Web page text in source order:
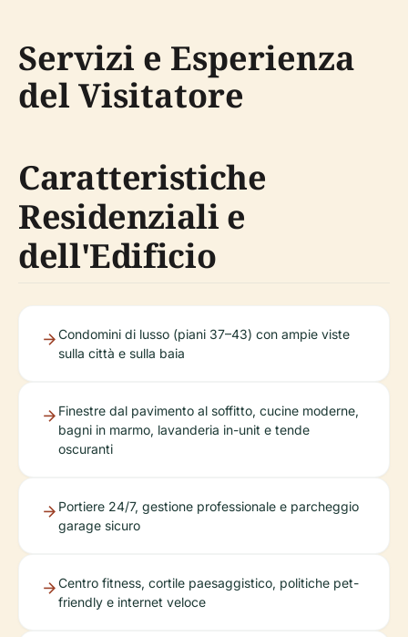
Servizi e Esperienza
del Visitatore
Caratteristiche
Residenziali e
dell'Edificio
Condomini di lusso (piani 37–43) con ampie viste
sulla città e sulla baia
Finestre dal pavimento al soffitto, cucine moderne,
bagni in marmo, lavanderia in-unit e tende
oscuranti
Portiere 24/7, gestione professionale e parcheggio
garage sicuro
Centro fitness, cortile paesaggistico, politiche pet-
friendly e internet veloce